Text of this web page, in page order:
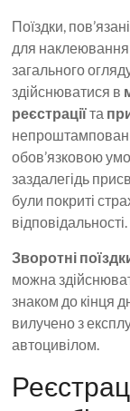
Поїздки,
для
загального
здійснюватися в
реєстраціїта
обов’язковою
заздалегідь
були покриті
відповідальності.
Зворотні
можна
знаком до кінця
вилучено з
автоцивілом.